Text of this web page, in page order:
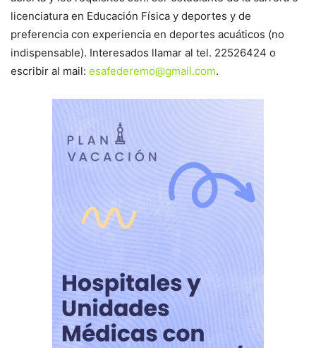
licenciatura en Educación Física y deportes y de
preferencia con experiencia en deportes acuáticos (no
indispensable). Interesados llamar al tel. 22526424 o
escribir al mail: esafederemo@gmail.com.